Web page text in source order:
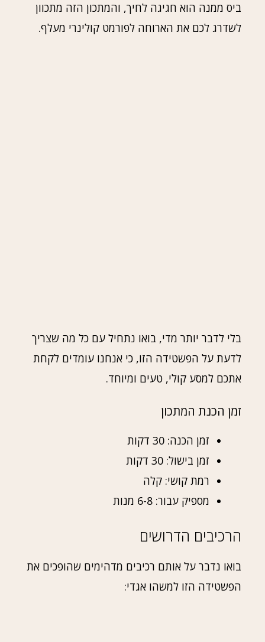
ביס ממנה הוא חגיגה לחיך, והמתכון הזה מתכוון
לשדרג לכם את הארוחה לפורמט קולינרי מעלף.
בלי לדבר יותר מדי, בואו נתחיל עם כל מה שצריך
לדעת על הפשטידה הזו, כי אנחנו עומדים לקחת
אתכם למסע קולי, טעים ומיוחד.
זמן הכנת המתכון
זמן הכנה: 30 דקות
זמן בישול: 30 דקות
רמת קושי: קלה
מספיק עבור: 6-8 מנות
הרכיבים הדרושים
בואו נדבר על אותם רכיבים מדהימים שהופכים את
הפשטידה הזו למשהו אגדי: